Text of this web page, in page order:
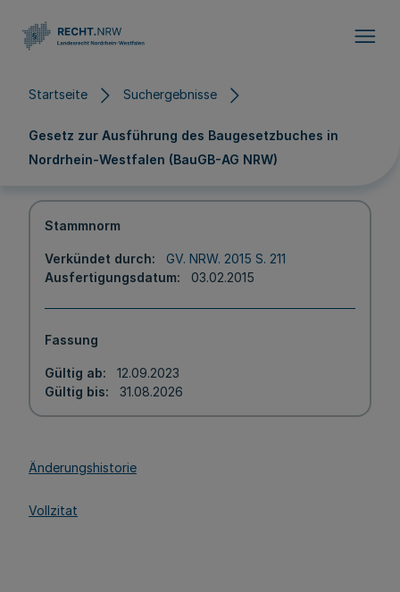
Startseite Suchergebnisse
Gesetz zur Ausführung des Baugesetzbuches in
Nordrhein-Westfalen (BauGB-AG NRW)
Stammnorm
Verkündet durch
GV. NRW. 2015 S. 211
Ausfertigungsdatum
03.02.2015
Fassung
Gültig ab
12.09.2023
Gültig bis
31.08.2026
Änderungshistorie
Vollzitat